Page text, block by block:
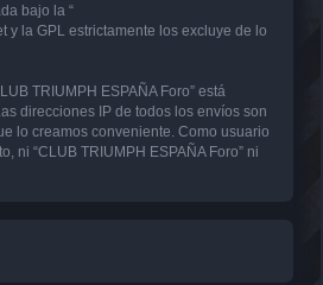
bajo la “
y la GPL estrictamente los excluye de lo
TRIUMPH ESPAÑA Foro” está
direcciones IP de todos los envíos son
lo creamos conveniente. Como usuario
“CLUB TRIUMPH ESPAÑA Foro” ni